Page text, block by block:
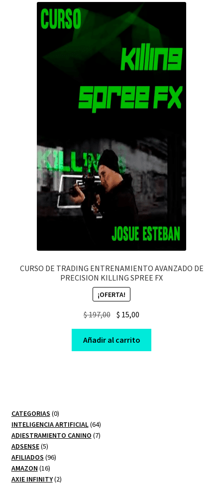
CURSO DE TRADING ENTRENAMIENTO AVANZADO DE
PRECISION KILLING SPREE FX
¡OFERTA!
$197,00 Original
price
was:
$ 197,00.
$ 15,00
price
is:
$ 15,00.
Añadir al carrito
CATEGORIAS 00
productos
INTELIGENCIA ARTIFICIAL 6464
productos
ADIESTRAMIENTO CANINO 77
ADSENSE 55
productos
AFILIADOS 9696
AMAZON 1616
productos
AXIE INFINITY 22